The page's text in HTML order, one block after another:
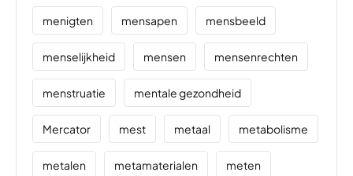
menigten mensapen mensbeeld
menselijkheid mensen mensenrechten
menstruatie mentale gezondheid
Mercator mest metaal metabolisme
metalen metamaterialen meten